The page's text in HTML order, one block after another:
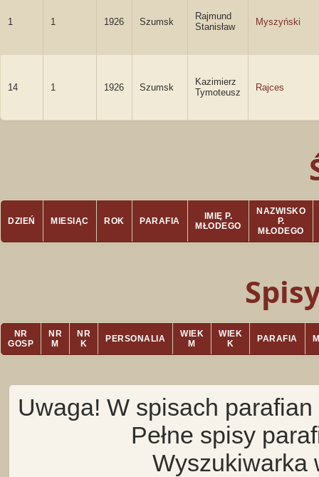
1 1 1926 Szumsk
Rajmund
Stanisław
Myszyński
14 1 1926 Szumsk
Kazimierz
Tymoteusz
Rajces
DZIEŃ MIESIĄC ROK PARAFIA
IMIĘ P.
MŁODEGO
NAZWISKO
P.
MŁODEGO
NR
GOSP
NR
M
NR
K
PERSONALIA
WIEK
M
WIEK
K
PARAFIA
Uwaga! W spisach
Pełne spisy
Wyszukiwarka